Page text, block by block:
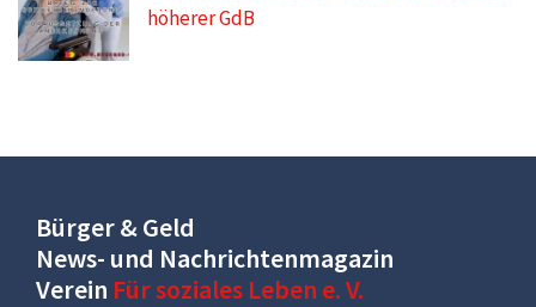
höherer GdB
Bürger & Geld
News- und Nachrichtenmagazin
Verein Für soziales Leben e. V.